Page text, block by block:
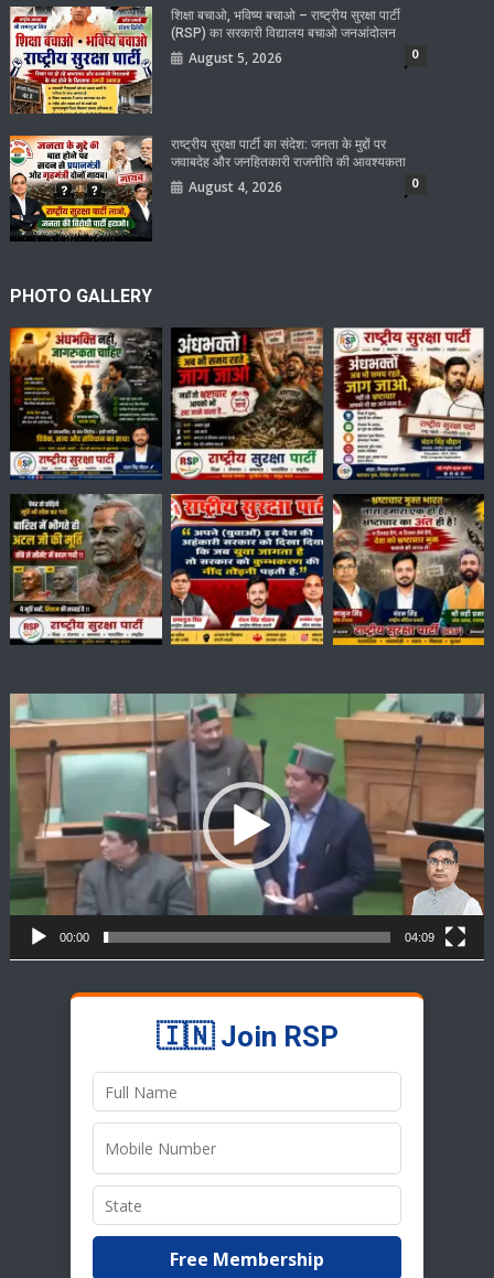
शिक्षा बचाओ, भविष्य बचाओ – राष्ट्रीय सुरक्षा पार्टी
(RSP) का सरकारी विद्यालय बचाओ जनआंदोलन
August 5, 2026 0
राष्ट्रीय सुरक्षा पार्टी का संदेश: जनता के मुद्दों पर
जवाबदेह और जनहितकारी राजनीति की आवश्यकता
August 4, 2026 0
PHOTO GALLERY
Video
Player
00:00 04:09
🇮🇳 Join RSP
Free Membership